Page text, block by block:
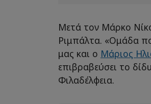
Μετά τον Μάρκο
Ριμπάλτα. «Ομάδα
μας και ο Μάριος
επιβραβεύσει το
Φιλαδέλφεια.